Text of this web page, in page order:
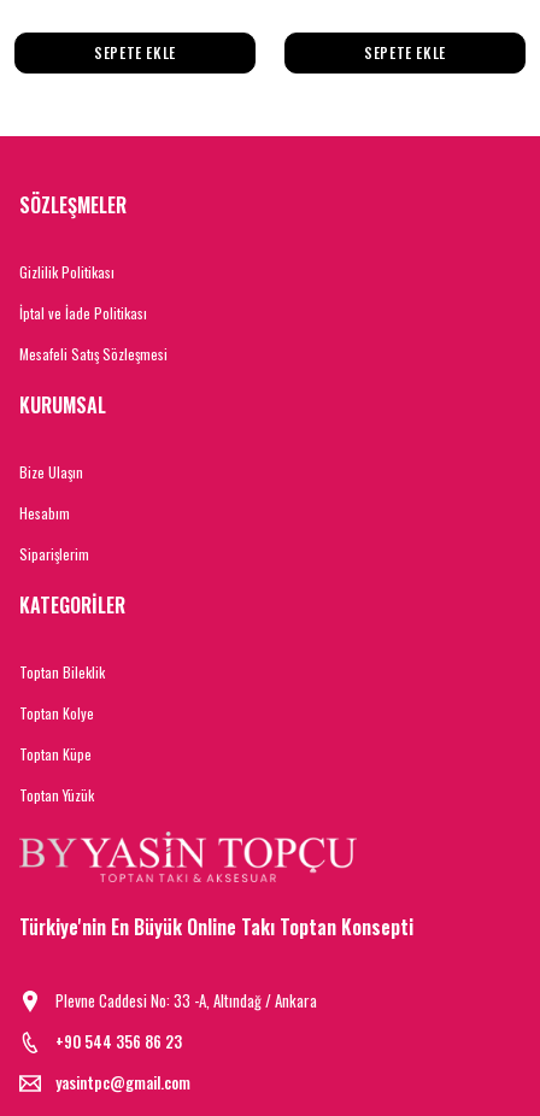
SEPETE EKLE SEPETE EKLE
SÖZLEŞMELER
Gizlilik Politikası
İptal ve İade Politikası
Mesafeli Satış Sözleşmesi
KURUMSAL
Bize Ulaşın
Hesabım
Siparişlerim
KATEGORİLER
Toptan Bileklik
Toptan Kolye
Toptan Küpe
Toptan Yüzük
Türkiye'nin En Büyük Online Takı Toptan Konsepti
Plevne Caddesi No: 33 -A, Altındağ / Ankara
+90 544 356 86 23
yasintpc@gmail.com